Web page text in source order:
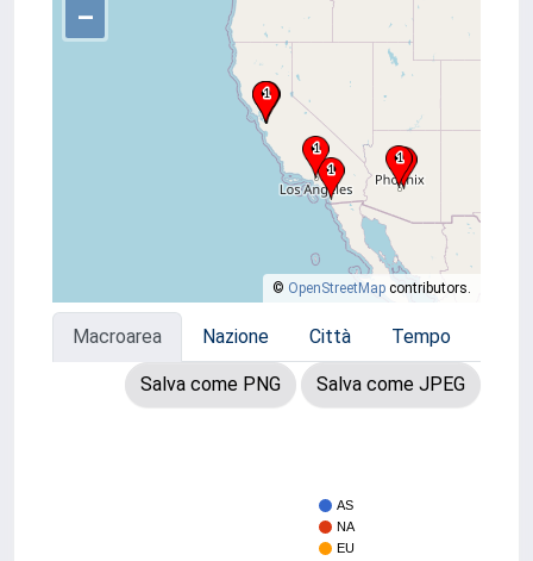
–
© OpenStreetMap contributors.
Macroarea Nazione Città Tempo
Salva come PNG Salva come JPEG
AS
NA
EU